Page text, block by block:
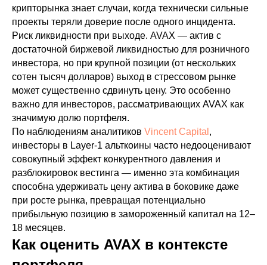
крипторынка знает случаи, когда технически сильные
проекты теряли доверие после одного инцидента.
Риск ликвидности при выходе. AVAX — актив с
достаточной биржевой ликвидностью для розничного
инвестора, но при крупной позиции (от нескольких
сотен тысяч долларов) выход в стрессовом рынке
может существенно сдвинуть цену. Это особенно
важно для инвесторов, рассматривающих AVAX как
значимую долю портфеля.
По наблюдениям аналитиков Vincent Capital ,
инвесторы в Layer-1 альткоины часто недооценивают
совокупный эффект конкурентного давления и
разблокировок вестинга — именно эта комбинация
способна удерживать цену актива в боковике даже
при росте рынка, превращая потенциально
прибыльную позицию в замороженный капитал на 12–
18 месяцев.
Как оценить AVAX в контексте